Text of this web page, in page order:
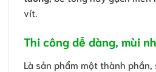
vít.
Thi công dễ dàng, mùi
Là sản phẩm một thành phần,